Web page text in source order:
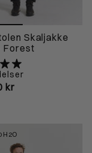
Skaljakke
Forest
kr
H2O